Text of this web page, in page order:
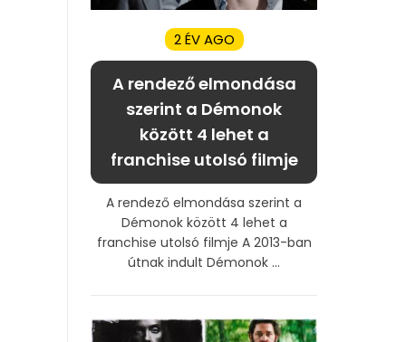
2 ÉV AGO
A rendező elmondása
szerint a Démonok
között 4 lehet a
franchise utolsó filmje
A rendező elmondása szerint a
Démonok között 4 lehet a
franchise utolsó filmje A 2013-ban
útnak indult Démonok ...